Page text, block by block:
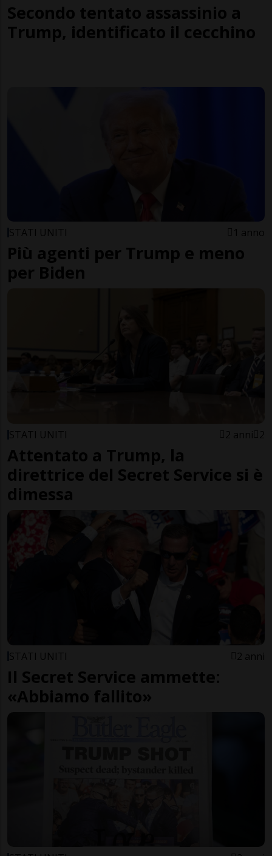
Secondo tentato assassinio a
Trump, identificato il cecchino
STATI UNITI 1 anno
Più agenti per Trump e meno
per Biden
STATI UNITI 2 anni 2
Attentato a Trump, la
direttrice del Secret Service si è
dimessa
STATI UNITI 2 anni
Il Secret Service ammette:
«Abbiamo fallito»